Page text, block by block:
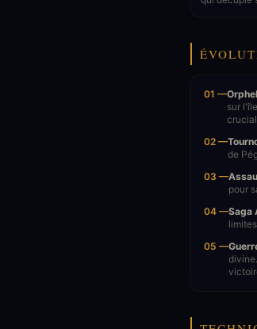
01 —
sur
02 —
de
03 —
pour
04 —Saga
05 —